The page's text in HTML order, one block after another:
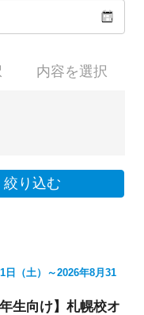
内容を選択
絞り込む
日（土）～2026年8月31
年生向け】札幌校オ